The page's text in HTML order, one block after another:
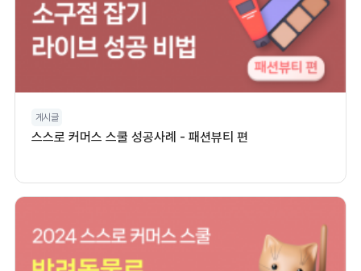
게시글
스스로 커머스 스쿨 성공사례 - 패션뷰티 편